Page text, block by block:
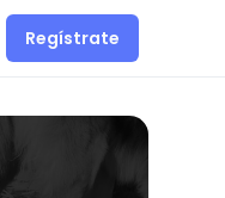
Regístrate